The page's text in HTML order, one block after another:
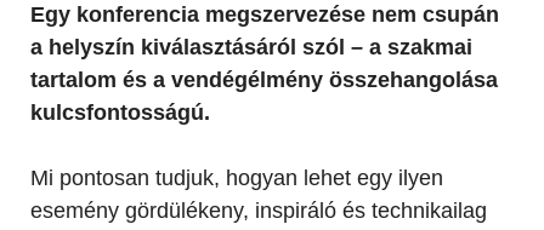
Egy konferencia megszervezése nem csupán
a helyszín kiválasztásáról szól – a szakmai
tartalom és a vendégélmény összehangolása
kulcsfontosságú.
Mi pontosan tudjuk, hogyan lehet egy ilyen
esemény gördülékeny, inspiráló és technikailag